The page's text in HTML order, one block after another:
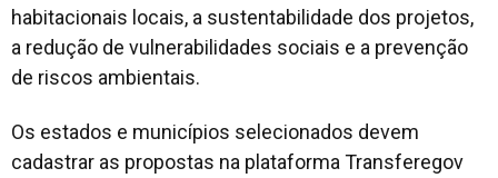
habitacionais locais, a sustentabilidade dos projetos,
a redução de vulnerabilidades sociais e a prevenção
de riscos ambientais.
Os estados e municípios selecionados devem
cadastrar as propostas na plataforma Transferegov